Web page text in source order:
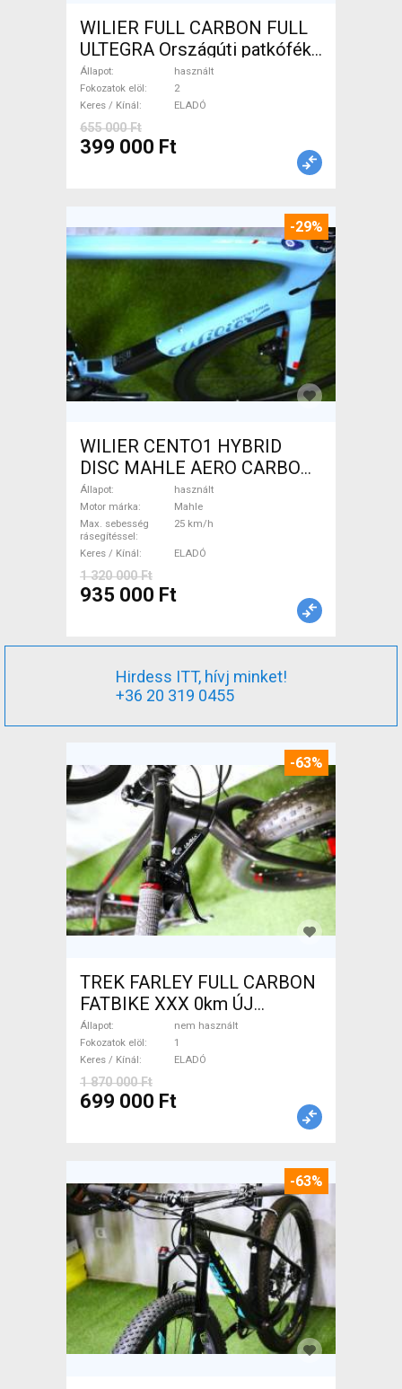
WILIER FULL CARBON FULL
ULTEGRA Országúti patkófék
használt ELADÓ
Állapot
használt
Fokozatok elöl
2
Keres / Kínál
ELADÓ
655 000 Ft
399 000 Ft
-29%
WILIER CENTO1 HYBRID
DISC MAHLE AERO CARBON
kerekek XL Elektromos
Országúti / Gravel Mahle
használt ELADÓ
Állapot
használt
Motor márka
Mahle
Max. sebesség
rásegítéssel
25 km/h
Keres / Kínál ELADÓ
1 320 000 Ft
935 000 Ft
Hirdess ITT, hívj minket!
+36 20 319 0455
-63%
TREK FARLEY FULL CARBON
FATBIKE XXX 0km ÚJ
WAMPA CF Fatbike nem
használt ELADÓ
Állapot
nem használt
Fokozatok elöl
1
Keres / Kínál
ELADÓ
1 870 000 Ft
699 000 Ft
-63%